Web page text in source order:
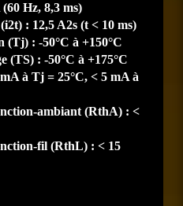
Hz, 8,3 ms)
: 12,5 A2s (t < 10 ms)
(Tj) : -50°C à +150°C
(TS) : -50°C à +175°C
à Tj = 25°C, < 5 mA à
ambiant (RthA) : <
fil (RthL) : < 15